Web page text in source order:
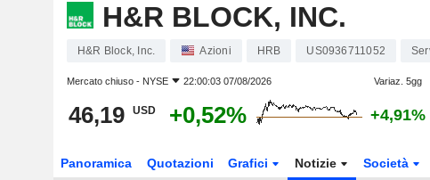
H&R BLOCK, INC.
H&R Block, Inc. Azioni HRB US0936711052
Mercato chiuso - NYSE 22:00:03 07/08/2026 Variaz. 5gg
46,19 USD +0,52% +4,91%
Panoramica Quotazioni Grafici Notizie Società